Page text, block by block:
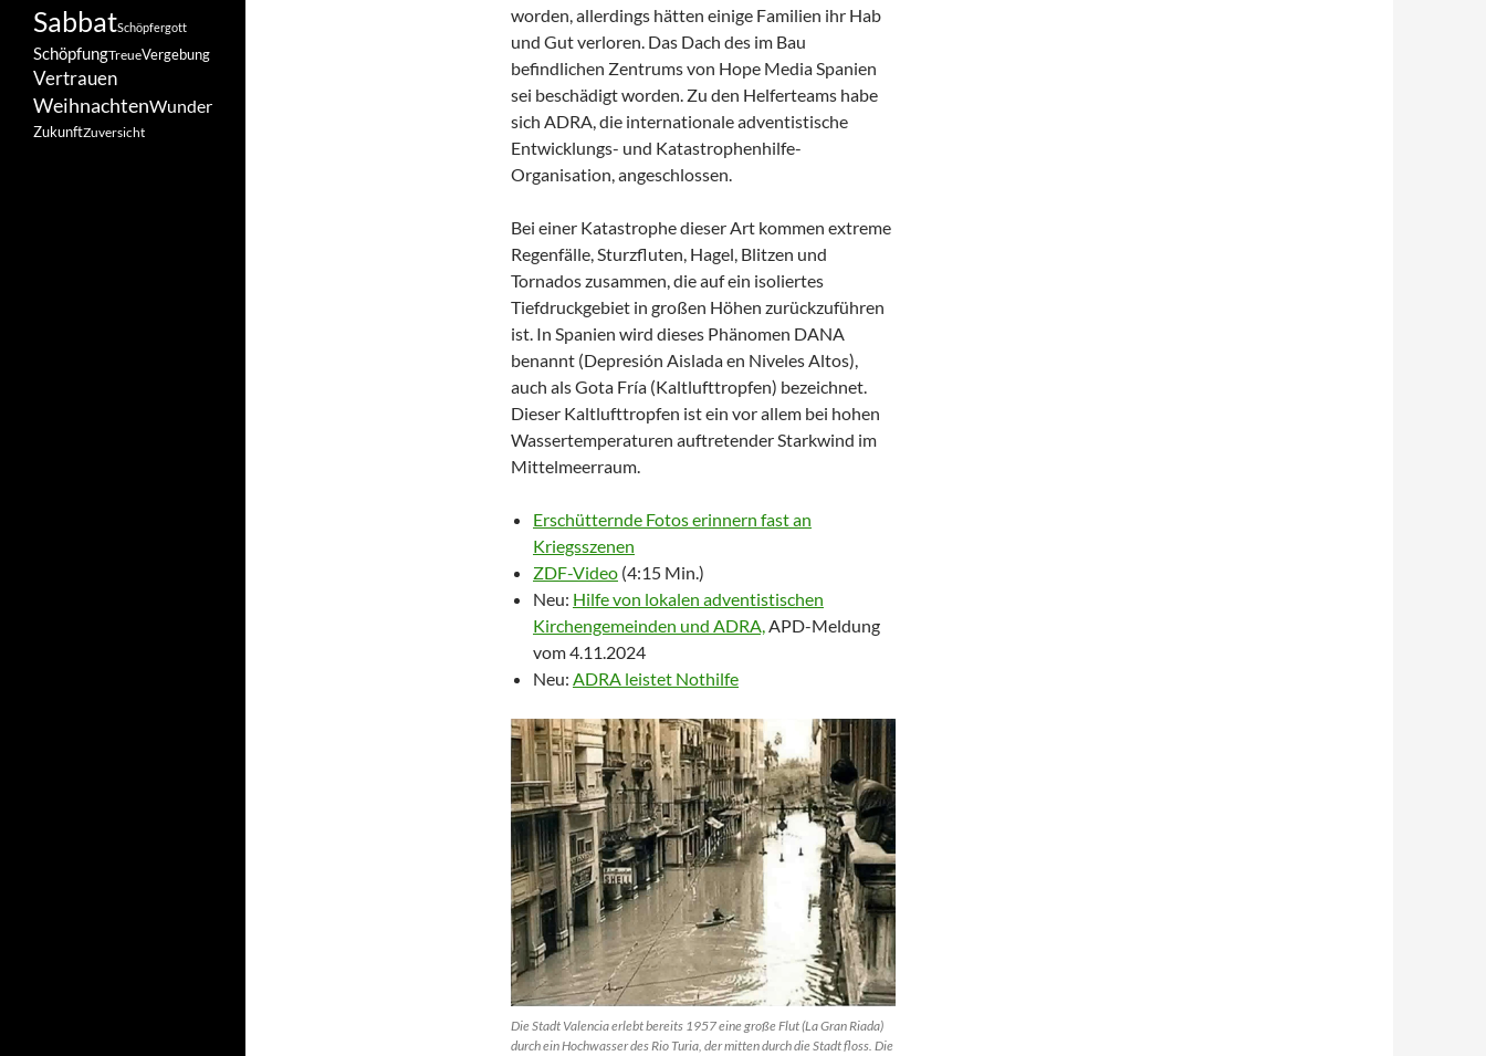
worden, allerdings hätten einige Familien ihr Hab
und Gut verloren. Das Dach des im Bau
befindlichen Zentrums von Hope Media Spanien
sei beschädigt worden. Zu den Helferteams habe
sich ADRA, die internationale adventistische
Entwicklungs- und Katastrophenhilfe-
Organisation, angeschlossen.
Bei einer Katastrophe dieser Art kommen extreme
Regenfälle, Sturzfluten, Hagel, Blitzen und
Tornados zusammen, die auf ein isoliertes
Tiefdruckgebiet in großen Höhen zurückzuführen
ist. In Spanien wird dieses Phänomen DANA
benannt (Depresión Aislada en Niveles Altos),
auch als Gota Fría (Kaltlufttropfen) bezeichnet.
Dieser Kaltlufttropfen ist ein vor allem bei hohen
Wassertemperaturen auftretender Starkwind im
Mittelmeerraum.
Erschütternde Fotos erinnern fast an
Kriegsszenen
ZDF-Video (4:15 Min.)
Neu: Hilfe von lokalen adventistischen
Kirchengemeinden und ADRA, APD-Meldung
vom 4.11.2024
Neu: ADRA leistet Nothilfe
Die Stadt Valencia erlebt bereits 1957 eine große Flut (La Gran Riada)
durch ein Hochwasser des Rio Turia, der mitten durch die Stadt floss. Die
SabbatSchöpfergott
SchöpfungTreueVergebung
Vertrauen
WeihnachtenWunder
ZukunftZuversicht